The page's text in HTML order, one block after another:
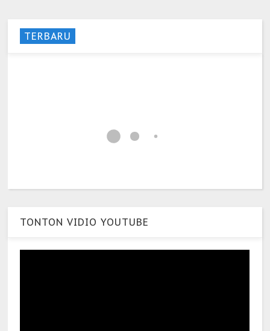
TERBARU
TONTON VIDIO YOUTUBE